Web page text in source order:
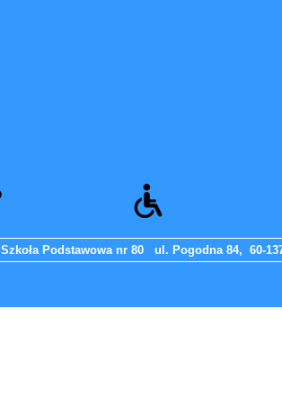
Szkoła Podstawowa nr 80 ul. Pogodna 84, 60-